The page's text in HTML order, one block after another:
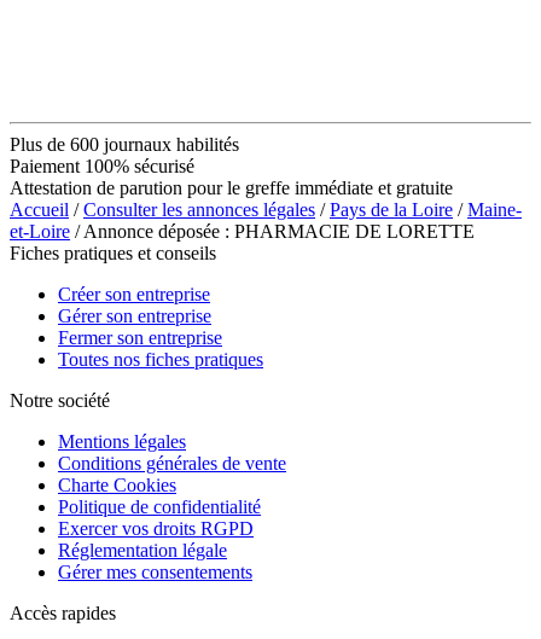
Plus de 600 journaux habilités
Paiement 100% sécurisé
Attestation de parution pour le greffe immédiate et gratuite
Accueil /Consulter les annonces légales /Pays de la Loire /Maine-
et-Loire / Annonce déposée : PHARMACIE DE LORETTE
Fiches pratiques et conseils
Créer son entreprise
Gérer son entreprise
Fermer son entreprise
Toutes nos fiches pratiques
Notre société
Mentions légales
Conditions générales de vente
Charte Cookies
Politique de confidentialité
Exercer vos droits RGPD
Réglementation légale
Gérer mes consentements
Accès rapides